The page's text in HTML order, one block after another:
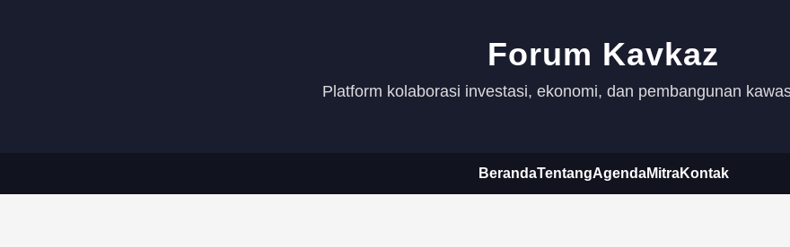
Forum Kavkaz
Platform kolaborasi investasi, ekonomi, dan pembangunan
BerandaTentangAgendaMitraKontak